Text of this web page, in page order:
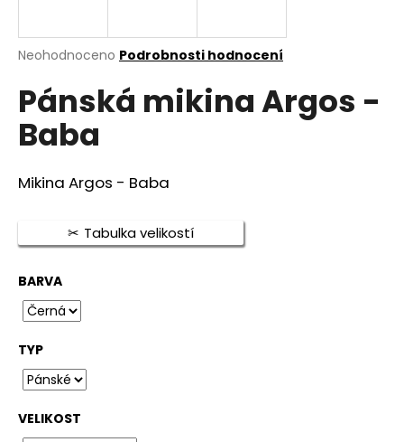
Průměrné
produktu
je
0,0
hvězdiček.
Neohodnoceno Podrobnosti hodnocení
Pánská mikina Argos -
Baba
Mikina Argos - Baba
Tabulka velikostí
BARVA
TYP
VELIKOST
j
í
t
?
D
o
p
o
r
u
č
u